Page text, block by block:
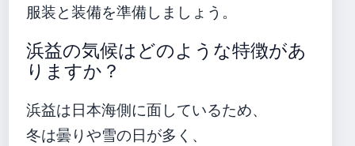
服装と装備を準備しましょう。
浜益の気候はどのような特徴があ
りますか？
浜益は日本海側に面しているため、
冬は曇りや雪の日が多く、